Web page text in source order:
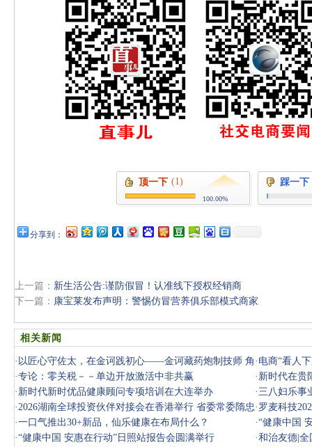
顶一下 (1)
100.00%
踩一下
分享到：
上一篇： 新生活公告:谨防假冒！认准线下授权经销商
下一篇： 康宝莱发布声明：警惕仿冒营养俱乐部模式商家
相关新闻
· 以匠心守佐太，在金诃践初心——金诃藏药炮制技师 角
巴加布
· 电商“看人
·专论：零关税－－单边开放激活中非共赢 · 新时代在贵
· 新时代新时优品健康顾问专项培训在大连举办 ·三八妇乐事
·2026湖南全球投资伙伴对接会在香港举行 省委常委隋忠
诚出席 胡
· 罗麦科技
·一口气推出30+新品，仙乐健康在布局什么？ ·“健康中国
·“健康中国 安惠在行动”日照站报告会圆满举行 ·和治友德|